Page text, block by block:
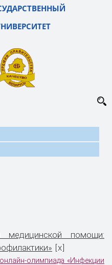
медицинской помощи:
x
олимпиада «Инфекции